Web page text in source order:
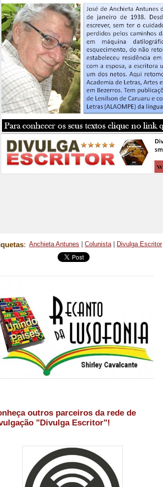
: Anchieta Antunes Colunista Divulga Escritor
outros parceiros da rede de
"Divulga Escritor"!